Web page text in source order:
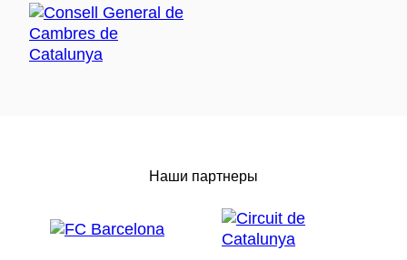
Наши партнеры